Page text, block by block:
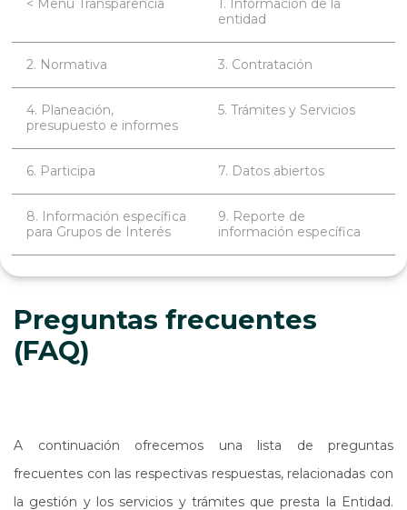
< Menú Transparencia
1. Información de la
entidad
2. Normativa 3. Contratación
4. Planeación,
presupuesto e informes
5. Trámites y Servicios
6. Participa 7. Datos abiertos
8. Información específica
para Grupos de Interés
9. Reporte de
información específica
Preguntas frecuentes
(FAQ)
A continuación ofrecemos una lista de preguntas
frecuentes con las respectivas respuestas, relacionadas con
la gestión y los servicios y trámites que presta la Entidad.